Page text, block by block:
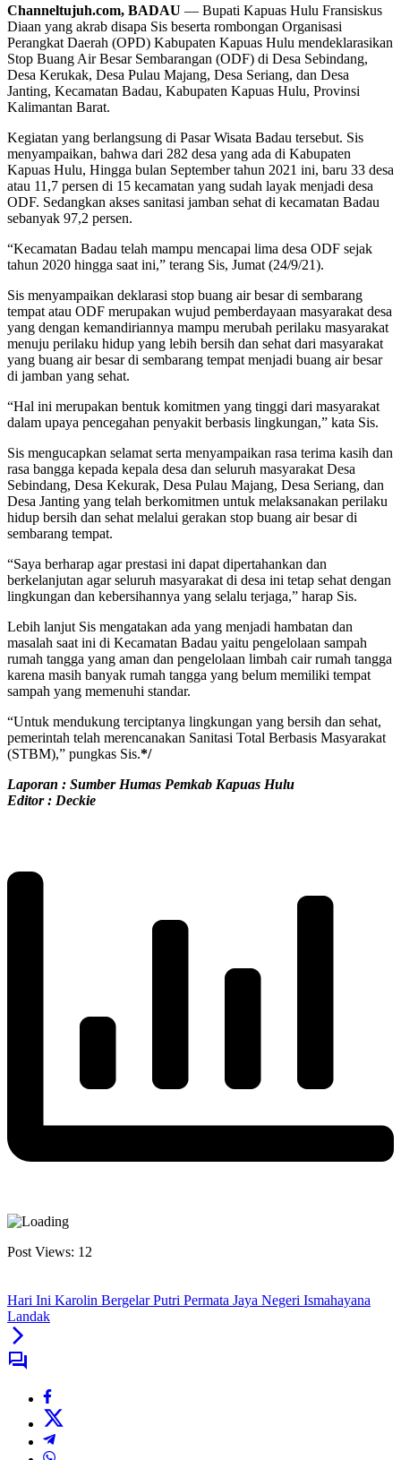
Channeltujuh.com, BADAU — Bupati Kapuas Hulu Fransiskus
Diaan yang akrab disapa Sis beserta rombongan Organisasi
Perangkat Daerah (OPD) Kabupaten Kapuas Hulu mendeklarasikan
Stop Buang Air Besar Sembarangan (ODF) di Desa Sebindang,
Desa Kerukak, Desa Pulau Majang, Desa Seriang, dan Desa
Janting, Kecamatan Badau, Kabupaten Kapuas Hulu, Provinsi
Kalimantan Barat.
Kegiatan yang berlangsung di Pasar Wisata Badau tersebut. Sis
menyampaikan, bahwa dari 282 desa yang ada di Kabupaten
Kapuas Hulu, Hingga bulan September tahun 2021 ini, baru 33 desa
atau 11,7 persen di 15 kecamatan yang sudah layak menjadi desa
ODF. Sedangkan akses sanitasi jamban sehat di kecamatan Badau
sebanyak 97,2 persen.
“Kecamatan Badau telah mampu mencapai lima desa ODF sejak
tahun 2020 hingga saat ini,” terang Sis, Jumat (24/9/21).
Sis menyampaikan deklarasi stop buang air besar di sembarang
tempat atau ODF merupakan wujud pemberdayaan masyarakat desa
yang dengan kemandiriannya mampu merubah perilaku masyarakat
menuju perilaku hidup yang lebih bersih dan sehat dari masyarakat
yang buang air besar di sembarang tempat menjadi buang air besar
di jamban yang sehat.
“Hal ini merupakan bentuk komitmen yang tinggi dari masyarakat
dalam upaya pencegahan penyakit berbasis lingkungan,” kata Sis.
Sis mengucapkan selamat serta menyampaikan rasa terima kasih dan
rasa bangga kepada kepala desa dan seluruh masyarakat Desa
Sebindang, Desa Kekurak, Desa Pulau Majang, Desa Seriang, dan
Desa Janting yang telah berkomitmen untuk melaksanakan perilaku
hidup bersih dan sehat melalui gerakan stop buang air besar di
sembarang tempat.
“Saya berharap agar prestasi ini dapat dipertahankan dan
berkelanjutan agar seluruh masyarakat di desa ini tetap sehat dengan
lingkungan dan kebersihannya yang selalu terjaga,” harap Sis.
Lebih lanjut Sis mengatakan ada yang menjadi hambatan dan
masalah saat ini di Kecamatan Badau yaitu pengelolaan sampah
rumah tangga yang aman dan pengelolaan limbah cair rumah tangga
karena masih banyak rumah tangga yang belum memiliki tempat
sampah yang memenuhi standar.
“Untuk mendukung terciptanya lingkungan yang bersih dan sehat,
pemerintah telah merencanakan Sanitasi Total Berbasis Masyarakat
(STBM),” pungkas Sis.*/
Laporan : Sumber Humas Pemkab Kapuas Hulu
Editor : Deckie
Post Views: 12
Hari Ini Karolin Bergelar Putri Permata Jaya Negeri Ismahayana
Landak